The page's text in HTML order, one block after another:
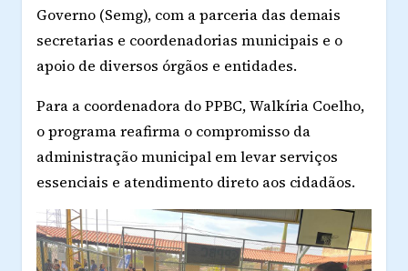
Governo (Semg), com a parceria das demais
secretarias e coordenadorias municipais e o
apoio de diversos órgãos e entidades.
Para a coordenadora do PPBC, Walkíria Coelho,
o programa reafirma o compromisso da
administração municipal em levar serviços
essenciais e atendimento direto aos cidadãos.